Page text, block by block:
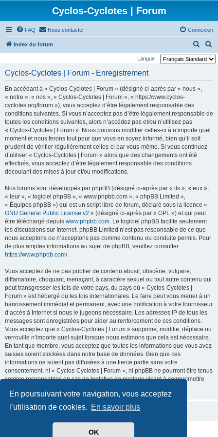
En poursuivant votre navigation, vous acceptez
l’utilisation de cookies. En savoir plus
OK
Cyclos-Cyclotes | Forum
FAQ Nous contacter Connexion
Index du forum
e
e
e
c
r
Langue :
Cyclos-Cyclotes | Forum - Enregistrement
En accédant à « Cyclos-Cyclotes | Forum » (désigné ci-après par « nous »,
« notre », « nos », « Cyclos-Cyclotes | Forum », « https://www.cyclos-
cyclotes.org/forum »), vous acceptez d’être légalement responsable des
conditions suivantes. Si vous n’acceptez pas d’être légalement responsable de
toutes les conditions suivantes, alors n’accédez pas et/ou n’utilisez pas
« Cyclos-Cyclotes | Forum ». Nous pouvons modifier celles-ci à n’importe quel
moment et nous ferons tout pour que vous en soyez informé, bien qu’il soit
prudent de vérifier régulièrement celles-ci par vous-même. Si vous continuez
d’utiliser « Cyclos-Cyclotes | Forum » alors que des changements ont été
effectués, vous acceptez d’être légalement responsable des conditions
découlant des mises à jour et/ou modifications.
Nos forums sont développés par phpBB (désigné ci-après par « ils », « eux »,
« leur », « logiciel phpBB », « www.phpbb.com », « phpBB Limited »,
« Équipes phpBB ») qui est un script libre de forum, déclaré sous la licence «
GNU General Public License v2 » (désigné ci-après par « GPL ») et qui peut
être téléchargé depuis www.phpbb.com. Le logiciel phpBB facilite seulement
les discussions sur Internet. phpBB Limited n’est pas responsable de ce que
nous acceptons ou n’acceptons pas comme contenu ou conduite permis. Pour
de plus amples informations au sujet de phpBB, veuillez consulter :
https://www.phpbb.com/.
Vous acceptez de ne pas publier de contenu abusif, obscène, vulgaire,
diffamatoire, choquant, menaçant, à caractère sexuel ou tout autre contenu qui
peut transgresser les lois de votre pays, du pays où « Cyclos-Cyclotes |
Forum » est hébergé ou les lois internationales. Le faire peut vous mener à un
bannissement immédiat et permanent, avec une notification à votre fournisseur
d’accès à Internet si nous le jugeons nécessaire. Les adresses IP de tous les
messages sont enregistrées pour aider au renforcement de ces conditions.
Vous acceptez que « Cyclos-Cyclotes | Forum » supprime, modifie, déplace ou
verrouille n’importe quel sujet lorsque nous estimons que cela est nécessaire.
En tant que membre, vous acceptez que toutes les informations que vous avez
saisies soient stockées dans notre base de données. Bien que ces
informations ne soient pas diffusées à une tierce partie sans votre
consentement, ni « Cyclos-Cyclotes | Forum », ni phpBB ne pourront être tenus
comme responsables en cas de tentative de piratage visant à compromettre
phpBB ® Forum Software © phpBB Limited